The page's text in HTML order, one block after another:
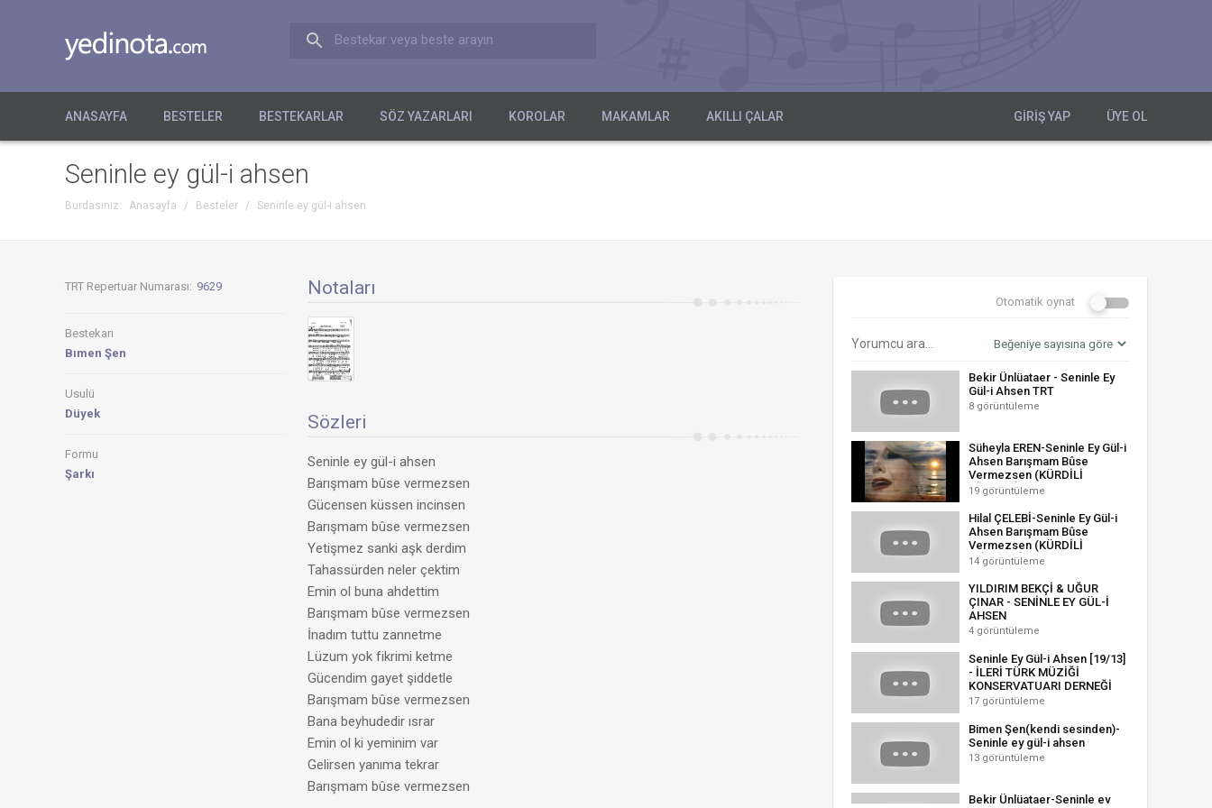
Bestekar veya beste arayın
ANASAYFA BESTELER BESTEKARLAR SÖZ YAZARLARI KOROLAR MAKAMLAR AKILLI ÇALAR GIRIŞ YAP ÜYE OL
Seninle ey gül-i ahsen
Burdasınız: Anasayfa / Besteler / Seninle ey gül-i ahsen
TRT Repertuar Numarası: 9629
Bestekarı
Bımen Şen
Usulü
Düyek
Formu
Şarkı
Notaları
Sözleri
Seninle ey gül-i ahsen
Barışmam bûse vermezsen
Gücensen küssen incinsen
Barışmam bûse vermezsen
Yetişmez sanki aşk derdim
Tahassürden neler çektim
Emin ol buna ahdettim
Barışmam bûse vermezsen
İnadım tuttu zannetme
Lüzum yok fikrimi ketme
Gücendim gayet şiddetle
Barışmam bûse vermezsen
Bana beyhudedir ısrar
Emin ol ki yeminim var
Gelirsen yanıma tekrar
Barışmam bûse vermezsen
Otomatik oynat
Bekir Ünlüataer - Seninle Ey
Gül-i Ahsen TRT
8 görüntüleme
Süheyla EREN-Seninle Ey Gül-i
Ahsen Barışmam Bûse
Vermezsen (KÜRDİLİ
HİCAZKÂR)R.G.
19 görüntüleme
Hilal ÇELEBİ-Seninle Ey Gül-i
Ahsen Barışmam Bûse
Vermezsen (KÜRDİLİ
(HİCAZKÂR)R.G..
14 görüntüleme
YILDIRIM BEKÇİ & UĞUR
ÇINAR - SENİNLE EY GÜL-İ
AHSEN
4 görüntüleme
Seninle Ey Gül-i Ahsen [19/13]
- İLERİ TÜRK MÜZİĞİ
KONSERVATUARI DERNEĞİ
17 görüntüleme
Bimen Şen(kendi sesinden)-
Seninle ey gül-i ahsen
13 görüntüleme
Bekir Ünlüataer-Seninle ey